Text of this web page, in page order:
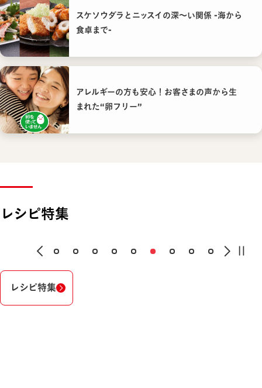
スケソウダラとニッスイの深〜い関係 -海から
食卓まで-
アレルギーの方も安心！お客さまの声から生
まれた“卵フリー”
レシピ特集
レシピ特集